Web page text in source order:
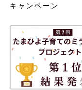
キャンペーン